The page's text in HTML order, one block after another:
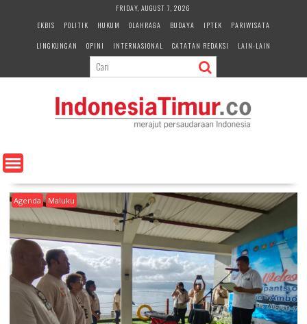
e
n
FRIDAY, AUGUST 7, 2026
EKBIS
POLITIK HUKUM OLAHRAGA BUDAYA IPTEK
PARIWISATA
LINGKUNGAN
OPINI INTERNASIONAL CATATAN REDAKSI LAIN-LAIN
Agenda Maluku